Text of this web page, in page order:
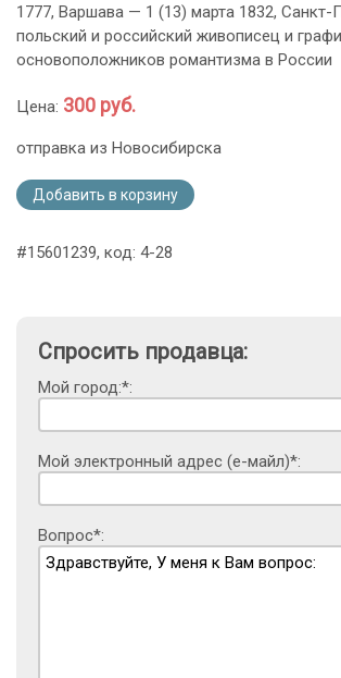
1777, Варшава — 1 (13) марта 1832, Санкт-
польский и российский живописец и
основоположников романтизма в России
Цена: 300 руб.
отправка из Новосибирска
Добавить в корзину
#15601239, код: 4-28
Спросить продавца:
Мой город:*:
Мой электронный адрес (е-майл)*:
Вопрос*: